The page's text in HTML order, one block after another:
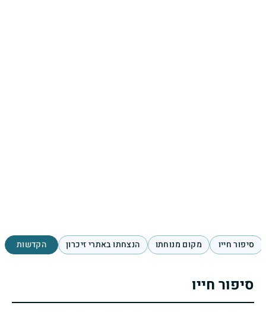
סיפור חייו מקום מנוחתו הנצחתו באתרי זיכרון הקדשות
סיפור חייו